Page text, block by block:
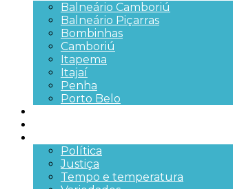
Balneário Camboriú
Balneário Piçarras
Bombinhas
Camboriú
Itapema
Itajaí
Penha
Porto Belo
Política
Justiça
Tempo e temperatura